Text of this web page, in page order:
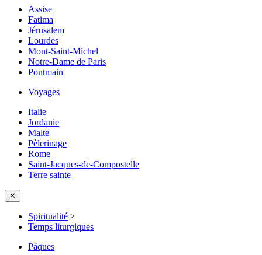
Assise
Fatima
Jérusalem
Lourdes
Mont-Saint-Michel
Notre-Dame de Paris
Pontmain
Voyages
Italie
Jordanie
Malte
Pèlerinage
Rome
Saint-Jacques-de-Compostelle
Terre sainte
✕
Spiritualité >
Temps liturgiques
Pâques